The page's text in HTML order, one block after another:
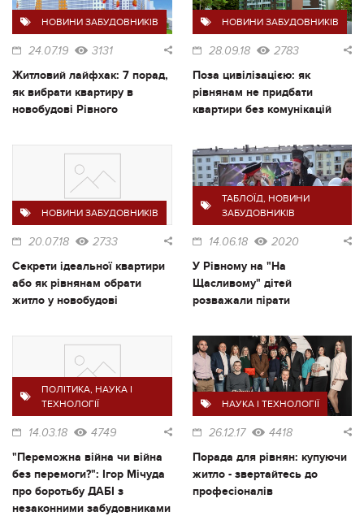
НОВИНИ ЗАБУДОВНИКІВ
24.07.19 3131
Житловий лайфхак: 7 порад,
як вибрати квартиру в
новобудові Рівного
НОВИНИ ЗАБУДОВНИКІВ
28.09.18 2783
Поза цивілізацією: як
рівнянам не придбати
квартири без комунікацій
НОВИНИ ЗАБУДОВНИКІВ
20.07.18 2733
Секрети ідеальної квартири
або як рівнянам обрати
житло у новобудові
ТАБЛОЇД, НОВИНИ
ЗАБУДОВНИКІВ
14.06.18 2020
У Рівному на "На
Щасливому" дітей
розважали пірати
ПОЛІТИКА, НАУКА І
ТЕХНОЛОГІЇ
14.03.18 4749
"Переможна війна чи війна
без перемоги?": Ігор Мічуда
про боротьбу ДАБІ з
незаконними забудовниками
НАУКА І ТЕХНОЛОГІЇ
26.12.17 4418
Порада для рівнян: купуючи
житло - звертайтесь до
професіоналів